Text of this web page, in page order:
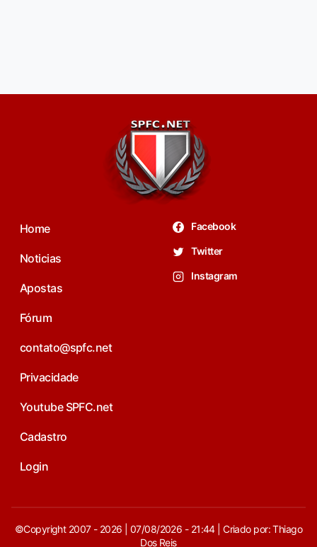
Home
Noticias
Apostas
Fórum
contato@spfc.net
Privacidade
Youtube SPFC.net
Cadastro
Login
Facebook
Twitter
Instagram
©Copyright 2007 - 2026 | 07/08/2026 - 21:44 | Criado por: Thiago
Dos Reis